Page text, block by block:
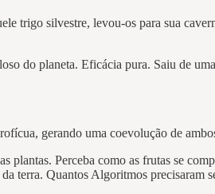
trigo silvestre, levou-os para sua
do planeta. Eficácia pura. Saiu de
gerando uma coevolução de
Perceba como as frutas se
terra. Quantos Algoritmos precisaram